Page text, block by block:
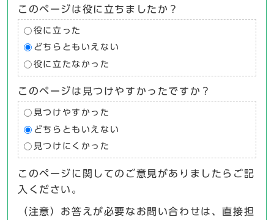
このページは役に立ちましたか？
役に立った
どちらともいえない
役に立たなかった
このページは見つけやすかったですか？
見つけやすかった
どちらともいえない
見つけにくかった
このページに関してのご意見がありましたらご記
入ください。
（注意）お答えが必要なお問い合わせは、直接担